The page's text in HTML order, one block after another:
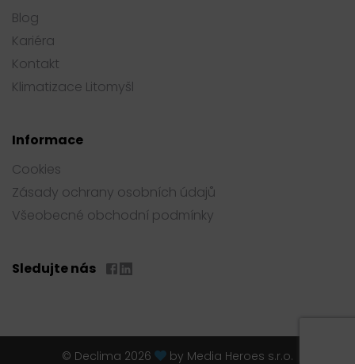
Blog
Kariéra
Kontakt
Klimatizace Litomyšl
Informace
Cookies
Zásady ochrany osobních údajů
Všeobecné obchodní podmínky
Sledujte nás
© Declima 2026 by Media Heroes s.r.o.